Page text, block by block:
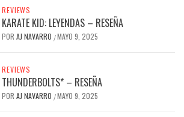
REVIEWS
KARATE KID: LEYENDAS – RESEÑA
POR AJ NAVARRO /MAYO 9, 2025
REVIEWS
THUNDERBOLTS* – RESEÑA
POR AJ NAVARRO /MAYO 9, 2025